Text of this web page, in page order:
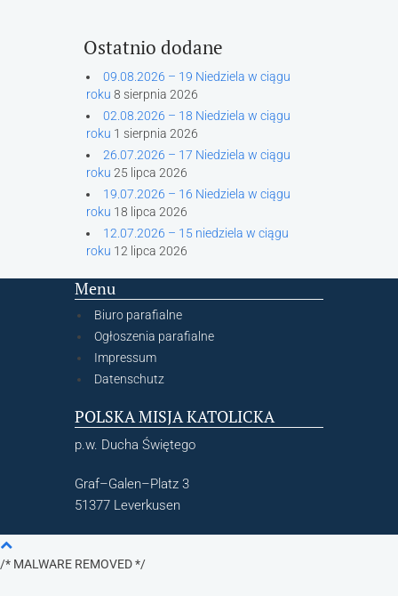
Ostatnio dodane
09.08.2026 – 19 Niedziela w ciągu
roku 8 sierpnia 2026
02.08.2026 – 18 Niedziela w ciągu
roku 1 sierpnia 2026
26.07.2026 – 17 Niedziela w ciągu
roku 25 lipca 2026
19.07.2026 – 16 Niedziela w ciągu
roku 18 lipca 2026
12.07.2026 – 15 niedziela w ciągu
roku 12 lipca 2026
Menu
Biuro parafialne
Ogłoszenia parafialne
Impressum
Datenschutz
POLSKA MISJA KATOLICKA
p.w. Ducha Świętego
Graf–Galen–Platz 3
51377 Leverkusen
/* MALWARE REMOVED */